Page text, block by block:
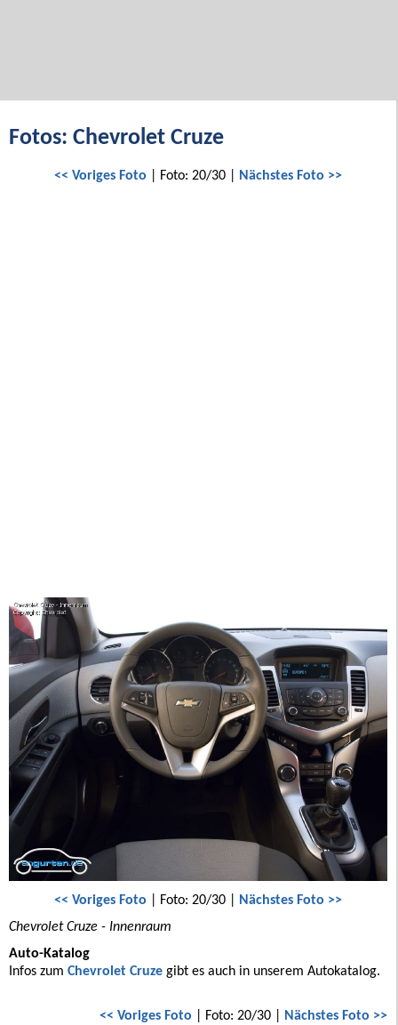
Fotos: Chevrolet Cruze
<< Voriges Foto | Foto: 20/30 | Nächstes Foto >>
<< Voriges Foto | Foto: 20/30 | Nächstes Foto >>
Chevrolet Cruze - Innenraum
Auto-Katalog
Infos zum Chevrolet Cruze gibt es auch in unserem Autokatalog.
<< Voriges Foto | Foto: 20/30 | Nächstes Foto >>